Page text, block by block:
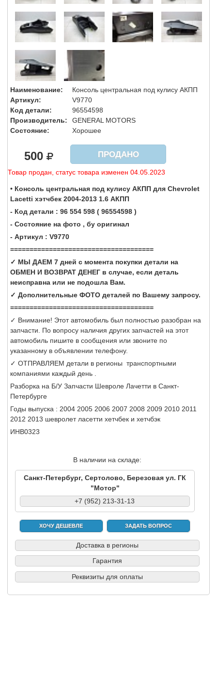
Наименование:
Консоль центральная под кулису АКПП
Артикул:
V9770
Код детали:
96554598
Производитель:
GENERAL MOTORS
Состояние:
Хорошее
500 ПРОДАНО
Товар продан, статус товара изменен 04.05.2023
• Консоль центральная под кулису АКПП для Chevrolet
Lacetti хэтчбек 2004-2013 1.6 АКПП
- Код детали : 96 554 598 ( 96554598 )
- Состояние на фото , бу оригинал
- Артикул : V9770
=====================================
✓ МЫ ДАЕМ 7 дней с момента покупки детали на
ОБМЕН И ВОЗВРАТ ДЕНЕГ в случае, если деталь
неисправна или не подошла Вам.
✓ Дополнительные ФОТО деталей по Вашему запросу.
=====================================
✓ Внимание! Этот автомобиль был полностью разобран на
запчасти. По вопросу наличия других запчастей на этот
автомобиль пишите в сообщения или звоните по
указанному в объявлении телефону.
✓ ОТПРАВЛЯЕМ детали в регионы транспортными
компаниями каждый день .
Разборка на Б/У Запчасти Шевроле Лачетти в Санкт-
Петербурге
Годы выпуска : 2004 2005 2006 2007 2008 2009 2010 2011
2012 2013 шевролет ласетти хетчбек и хетчбэк
ИНВ0323
В наличии на складе:
Санкт-Петербург, Сертолово, Березовая ул. ГК
"Мотор"
+7 (952) 213-31-13
ХОЧУ ДЕШЕВЛЕ ЗАДАТЬ ВОПРОС
Доставка в регионы
Гарантия
Реквизиты для оплаты